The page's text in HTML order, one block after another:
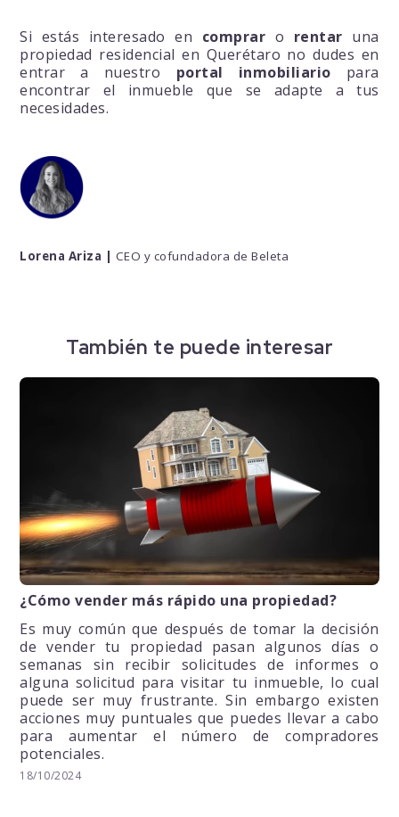
Si estás interesado en comprar o rentar una
propiedad residencial en Querétaro no dudes en
entrar a nuestro portal inmobiliario para
encontrar el inmueble que se adapte a tus
necesidades.
Lorena Ariza CEO y cofundadora de Beleta
También te puede interesar
¿Cómo vender más rápido una propiedad?
Es muy común que después de tomar la decisión
de vender tu propiedad pasan algunos días o
semanas sin recibir solicitudes de informes o
alguna solicitud para visitar tu inmueble, lo cual
puede ser muy frustrante. Sin embargo existen
acciones muy puntuales que puedes llevar a cabo
para aumentar el número de compradores
potenciales.
18/10/2024